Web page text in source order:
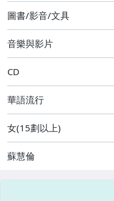
[全店] 週年慶
圖書/影音/文具
音樂與影片
CD
華語流行
女(15劃以上)
蘇慧倫